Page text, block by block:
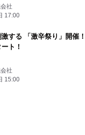
社
17:00
激する 「激辛祭り」開
ト！
社
15:00